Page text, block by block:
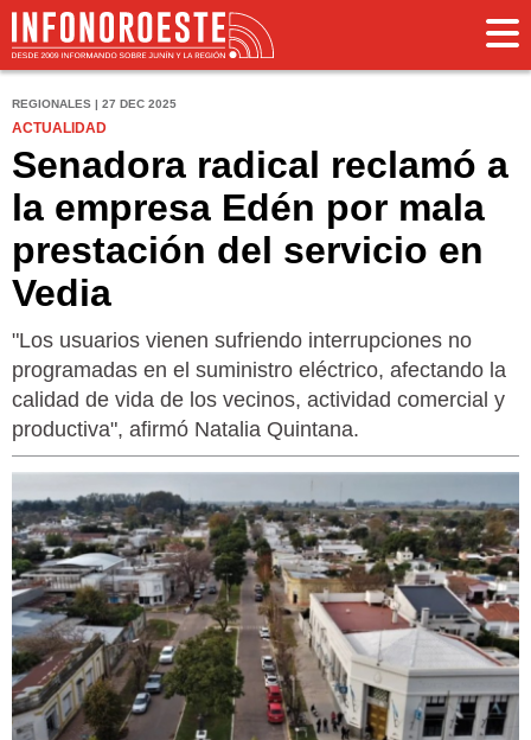
REGIONALES | 27 DEC 2025
ACTUALIDAD
Senadora radical reclamó a
la empresa Edén por mala
prestación del servicio en
Vedia
"Los usuarios vienen sufriendo interrupciones no
programadas en el suministro eléctrico, afectando la
calidad de vida de los vecinos, actividad comercial y
productiva", afirmó Natalia Quintana.